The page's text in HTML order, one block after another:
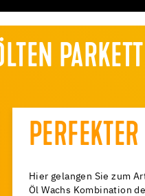
Hier gelangen Sie zum
Öl Wachs Kombination